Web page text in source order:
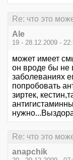
Re: что это
Ale
19 - 28.12.2009 -
может имеет
он вроде бы не
заболеваниях
попробовать
зиртек,
Re: что это
anapchik